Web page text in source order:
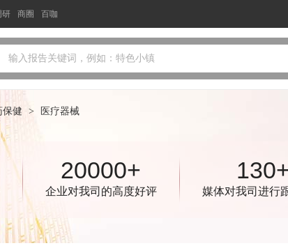
研 商圈 百咖
输入报告关键词，例如：特色小镇
保健 > 医疗器械
20000+
企业对我司的高度好评 媒体对我司进行